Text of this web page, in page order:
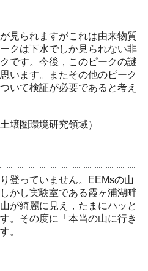
見られますがこれは由来物質
クは下水でしか見られない非
です。今後，このピークの謎
います。またその他のピーク
いて検証が必要であると考え
圏環境研究領域）
登っていません。EEMsの山
かし実験室である霞ヶ浦湖畔
が綺麗に見え，たまにハッと
。その度に「本当の山に行き
。